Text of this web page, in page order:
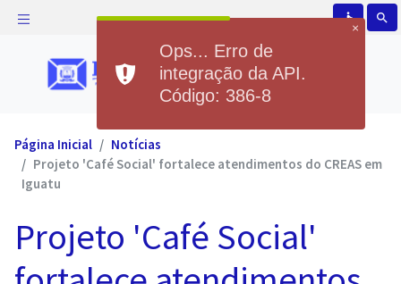
accessible search
Página Inicial
Notícias
Projeto 'Café Social' fortalece atendimentos do CREAS em
Iguatu
Projeto 'Café Social'
×
Ops... Erro de
integração da API.
Código: 386-8